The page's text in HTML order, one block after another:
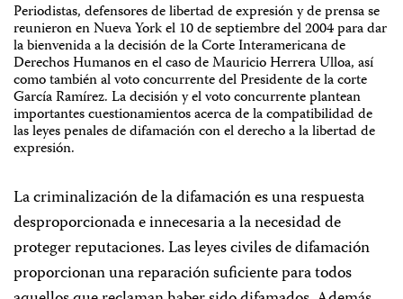
Periodistas, defensores de libertad de expresión y de prensa se
reunieron en Nueva York el 10 de septiembre del 2004 para dar
la bienvenida a la decisión de la Corte Interamericana de
Derechos Humanos en el caso de Mauricio Herrera Ulloa, así
como también al voto concurrente del Presidente de la corte
García Ramírez. La decisión y el voto concurrente plantean
importantes cuestionamientos acerca de la compatibilidad de
las leyes penales de difamación con el derecho a la libertad de
expresión.
La criminalización de la difamación es una respuesta
desproporcionada e innecesaria a la necesidad de
proteger reputaciones. Las leyes civiles de difamación
proporcionan una reparación suficiente para todos